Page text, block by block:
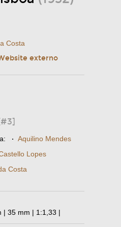
Costa
externo
· Aquilino Mendes
Lopes
Costa
| 35 mm | 1:1,33 |